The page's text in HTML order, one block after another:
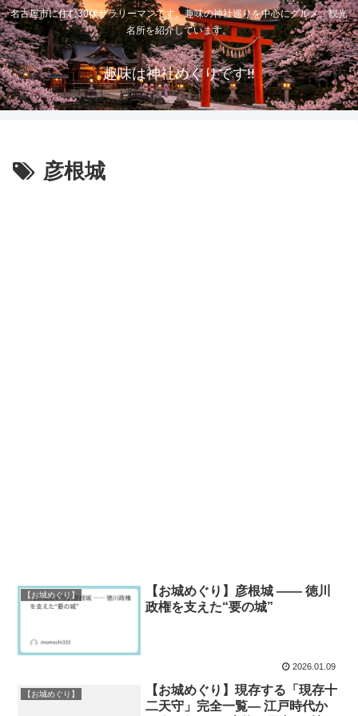
名古屋市に住む30代サラリーマンです。趣味の神社巡りを中心にグルメ、観光
名所を紹介しています。
趣味は神社めぐりです!!
彦根城
【お城めぐり】
【お城めぐり】彦根城 ―― 徳川
政権を支えた“要の城”
2026.01.09
【お城めぐり】
【お城めぐり】現存する「現存十
二天守」完全一覧― 江戸時代か